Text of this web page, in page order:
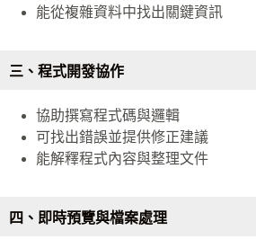
能從複雜資料中找出關鍵資訊
三、程式開發協作
協助撰寫程式碼與邏輯
可找出錯誤並提供修正建議
能解釋程式內容與整理文件
四、即時預覽與檔案處理